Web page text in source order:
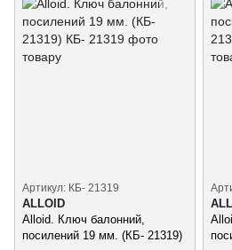
Артикул: КБ- 21319
ALLOID
Alloid. Ключ балонний,
посилений 19 мм. (КБ- 21319)